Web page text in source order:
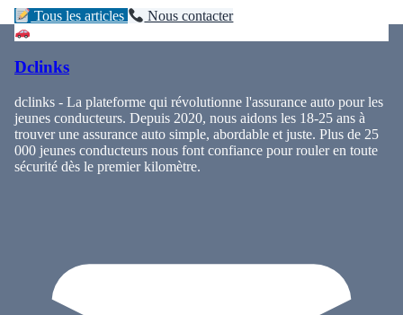
Tous les articles Nous contacter
Dclinks
dclinks - La plateforme qui révolutionne l'assurance auto pour les
jeunes conducteurs. Depuis 2020, nous aidons les 18-25 ans à
trouver une assurance auto simple, abordable et juste. Plus de 25
000 jeunes conducteurs nous font confiance pour rouler en toute
sécurité dès le premier kilomètre.